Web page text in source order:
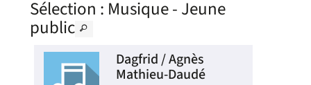
Sélection : Musique - Jeune
public
Dagfrid / Agnès
Mathieu-Daudé